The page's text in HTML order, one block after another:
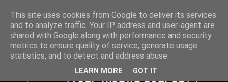
This site uses cookies from Google to deliver its services
and to analyze traffic. Your IP address and user-agent are
shared with Google along with performance and security
metrics to ensure quality of service, generate usage
statistics, and to detect and address abuse.
LEARN MORE GOT IT